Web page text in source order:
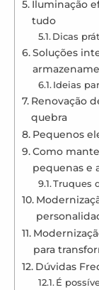
Iluminação
tudo
Dicas
Soluções
Ideias
Renovação
quebra
Pequenos
Como
pequenas e
Truques
para
Dúvidas
É